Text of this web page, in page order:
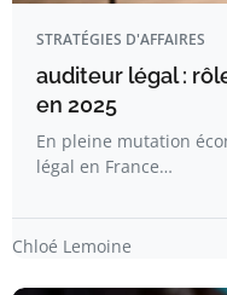
STRATÉGIES D'AFFAIRES
auditeur légal :
en 2025
En pleine mutation
légal en France…
Chloé Lemoine